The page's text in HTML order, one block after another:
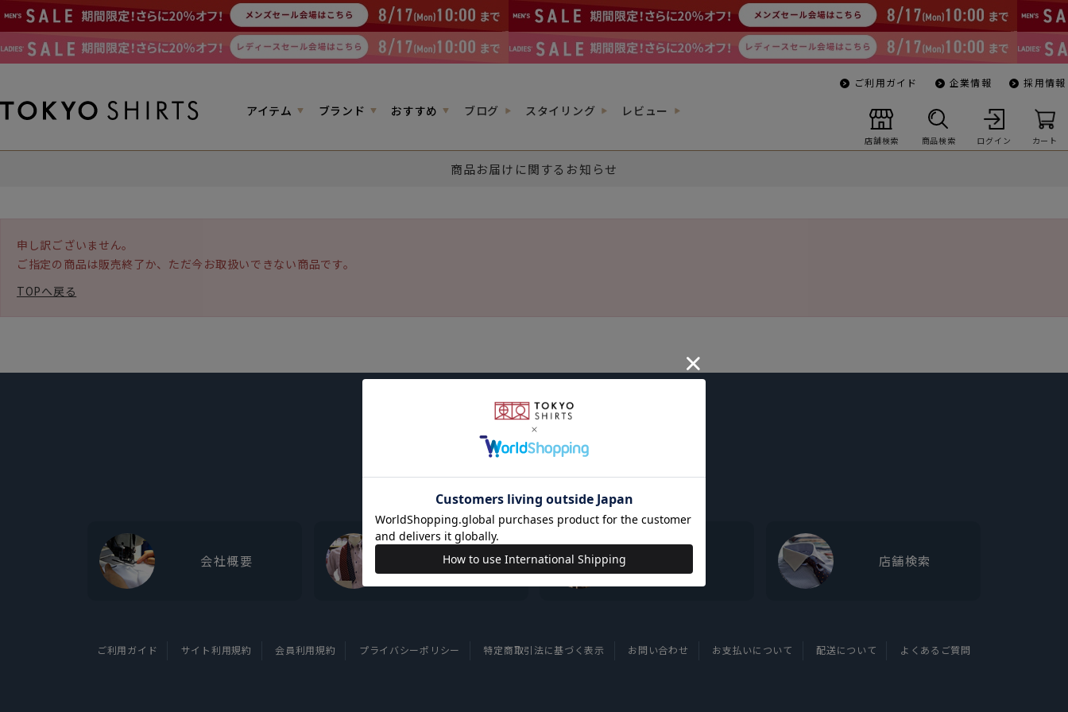
アイテム ブランド おすすめ ブログ スタイリング レビュー
ご利用ガイド 企業情報 採用情報
店舗検索 商品検索 ログイン カート
商品お届けに関するお知らせ
申し訳ございません。
ご指定の商品は販売終了か、ただ今お取扱いできない商品です。
TOPへ戻る
会社概要 東京シャツについて 店舗検索
ご利用ガイド サイト利用規約 会員利用規約 プライバシーポリシー 特定商取引法に基づく表示 お問い合わせ お支払いについて 配送について よくあるご質問